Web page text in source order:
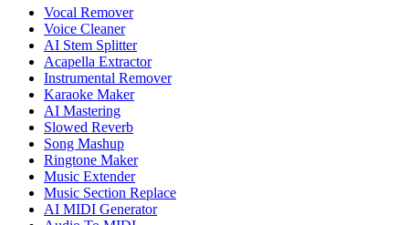
Vocal Remover
Voice Cleaner
AI Stem Splitter
Acapella Extractor
Instrumental Remover
Karaoke Maker
AI Mastering
Slowed Reverb
Song Mashup
Ringtone Maker
Music Extender
Music Section Replace
AI MIDI Generator